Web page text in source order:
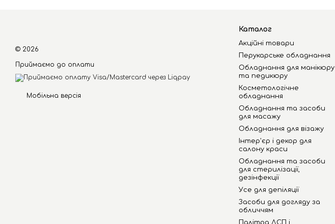
© 2026
Приймаємо до оплати
Мобільна версія
Каталог
Акційні товари
Перукарське обладнання
Обладнання для манікюру
та педикюру
Косметологічне
обладнання
Обладнання та засоби
для масажу
Обладнання для візажу
Інтер'єр і декор для
салону краси
Обладнання та засоби
для стерилізації,
дезінфекції
Усе для депіляції
Засоби для догляду за
обличчям